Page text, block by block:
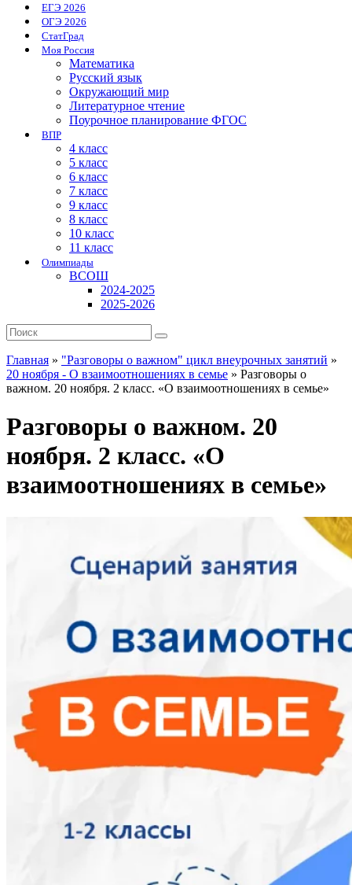
ЕГЭ 2026
ОГЭ 2026
СтатГрад
Моя Россия
Математика
Русский язык
Окружающий мир
Литературное чтение
Поурочное планирование ФГОС
ВПР
4 класс
5 класс
6 класс
7 класс
9 класс
8 класс
10 класс
11 класс
Олимпиады
ВСОШ
2024-2025
2025-2026
Главная » "Разговоры о важном" цикл внеурочных занятий »
20 ноября - О взаимоотношениях в семье » Разговоры о
важном. 20 ноября. 2 класс. «О взаимоотношениях в семье»
Разговоры о важном. 20
ноября. 2 класс. «О
взаимоотношениях в семье»